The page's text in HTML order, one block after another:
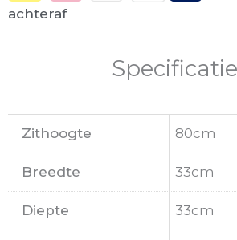
achteraf
Zithoogte 80cm
Breedte 33cm
Diepte 33cm